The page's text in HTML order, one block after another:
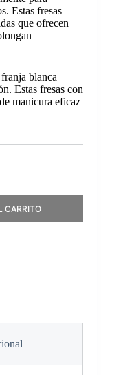
Estas fresas
que ofrecen
blanca
Estas fresas con
manicura eficaz
CARRITO